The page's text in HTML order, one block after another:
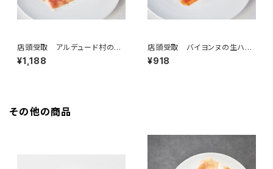
店頭受取 アルデュード村の生
ハム 50g ＜ピエール・オテイ
ザ＞(フランス・バスク)
¥1,188
店頭受取 バイヨンヌの生ハム1
2ヶ月以上熟成 50g ＜ピエー
ル・オテイザ＞(フランス・バスク)
¥918
その他の商品